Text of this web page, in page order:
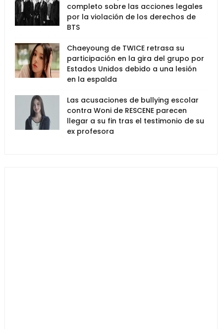
completo sobre las acciones legales
por la violación de los derechos de
BTS
Chaeyoung de TWICE retrasa su
participación en la gira del grupo por
Estados Unidos debido a una lesión
en la espalda
Las acusaciones de bullying escolar
contra Woni de RESCENE parecen
llegar a su fin tras el testimonio de su
ex profesora